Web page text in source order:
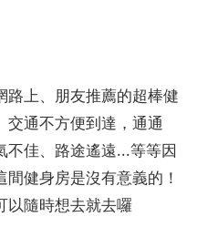
路上、朋友推薦的超棒健
交通不方便到達，通通
不佳、路途遙遠...等等因
健身房是沒有意義的！
以隨時想去就去囉